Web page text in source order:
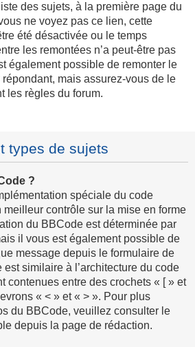
des sujets, à la première page du
ne voyez pas ce lien, cette
été désactivée ou le temps
les remontées n’a peut-être pas
également possible de remonter le
mais assurez-vous de le
les règles du forum.
types de sujets
?
spéciale du code
meilleur contrôle sur la mise en forme
du BBCode est déterminée par
il vous est également possible de
message depuis le formulaire de
similaire à l’architecture du code
contenues entre des crochets « [ » et
« < » et « > ». Pour plus
du BBCode, veuillez consulter le
depuis la page de rédaction.